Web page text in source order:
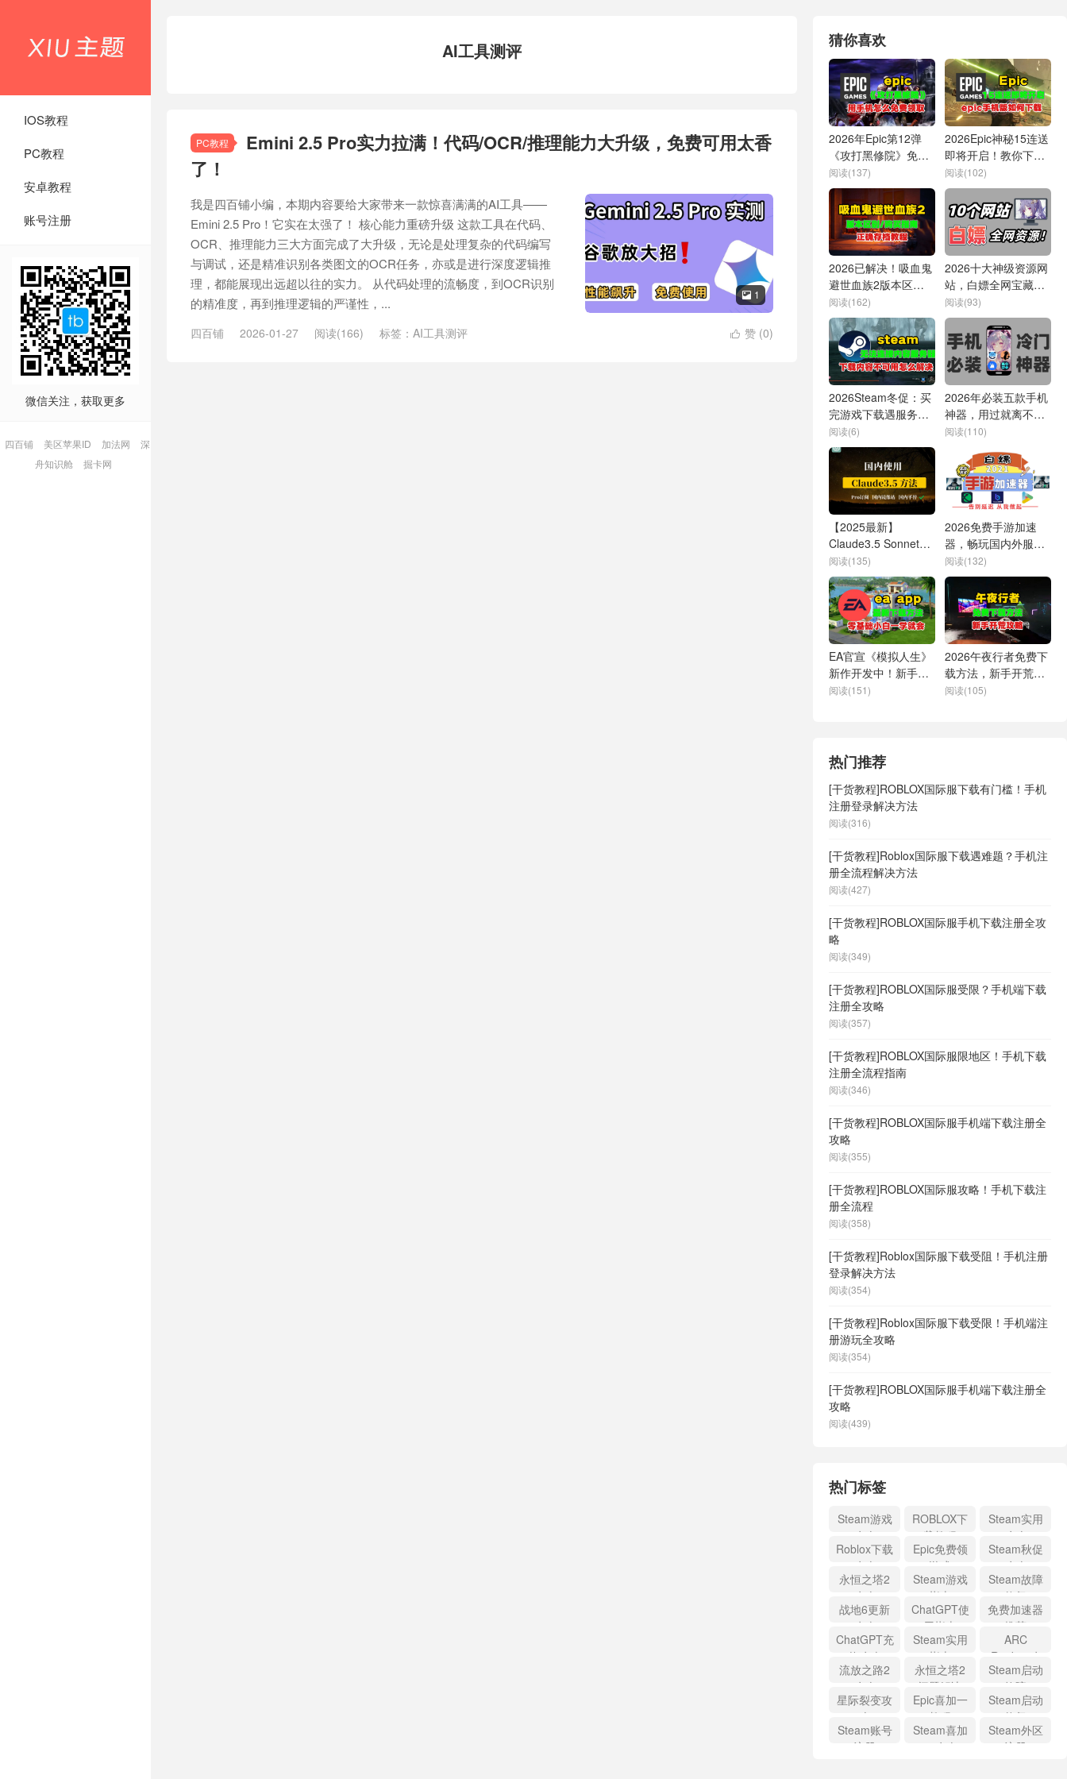
IOS教程
PC教程
安卓教程
账号注册
微信关注，获取更多
四百铺 美区苹果ID 加法网
深
舟知识舱
掘卡网
AI工具测评
PC教程
Emini 2.5 Pro实力拉满！代码/OCR/推理能力大升级，免费可用太香
了！
 1
我是四百铺小编，本期内容要给大家带来一款惊喜满满的AI工具——
Emini 2.5 Pro！它实在太强了！ 核心能力重磅升级 这款工具在代码、
OCR、推理能力三大方面完成了大升级，无论是处理复杂的代码编写
与调试，还是精准识别各类图文的OCR任务，亦或是进行深度逻辑推
理，都能展现出远超以往的实力。 从代码处理的流畅度，到OCR识别
的精准度，再到推理逻辑的严谨性，...
 赞 (0)
四百铺 2026-01-27 阅读(166) 标签： AI工具测评
猜你喜欢
2026年Epic第12弹
《攻打黑修院》免费
领取教程！坐等元旦
送3A！
阅读(137)
2026Epic神秘15连送
即将开启！教你下载
Epic手机版
阅读(102)
2026已解决！吸血鬼
避世血族2版本区
别、购买指南、存档
方法等问题
阅读(162)
2026十大神级资源网
站，白嫖全网宝藏资
源！你要的都在这！
阅读(93)
2026Steam冬促：买
完游戏下载遇服务器
连接失败、内容不可
用怎么办
阅读(6)
2026年必装五款手机
神器，用过就离不
开！
阅读(110)
【2025最新】
Claude3.5 Sonnet注
册订阅教程 | Claude
充值订阅及国内使用
攻略，安全稳定无封
号
阅读(135)
2026免费手游加速
器，畅玩国内外服务
器，良心实测！
阅读(132)
EA官宣《模拟人生》
新作开发中！新手必
提前掌握EA App下载
阅读(151)
2026午夜行者免费下
载方法，新手开荒攻
略，卡顿延迟解决技
阅读(105)
热门推荐
[干货教程]ROBLOX国际服下载有门槛！手机
注册登录解决方法
阅读(316)
[干货教程]Roblox国际服下载遇难题？手机注
册全流程解决方法
阅读(427)
[干货教程]ROBLOX国际服手机下载注册全攻
略
阅读(349)
[干货教程]ROBLOX国际服受限？手机端下载
注册全攻略
阅读(357)
[干货教程]ROBLOX国际服限地区！手机下载
注册全流程指南
阅读(346)
[干货教程]ROBLOX国际服手机端下载注册全
攻略
阅读(355)
[干货教程]ROBLOX国际服攻略！手机下载注
册全流程
阅读(358)
[干货教程]Roblox国际服下载受阻！手机注册
登录解决方法
阅读(354)
[干货教程]Roblox国际服下载受限！手机端注
册游玩全攻略
阅读(354)
[干货教程]ROBLOX国际服手机端下载注册全
攻略
阅读(439)
热门标签
Steam游戏
攻略
ROBLOX下
载教程
Steam实用
攻略
Roblox下载
攻略
Epic免费领
游戏
Steam秋促
攻略
永恒之塔2
攻略
Steam游戏
指南
Steam故障
修复
战地6更新
攻略
ChatGPT使
用指南
免费加速器
推荐
ChatGPT充
值攻略
Steam实用
指南
ARC
Raiders攻
略
流放之路2
攻略
永恒之塔2
问题解决
Steam启动
故障
星际裂变攻
略
Epic喜加一
教程
Steam启动
修复
Steam账号
注册
Steam喜加
一攻略
Steam外区
注册